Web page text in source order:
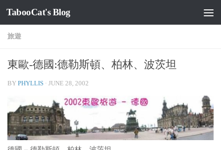
Skip to content
TabooCat's Blog
旅遊
東歐-德國:德勒斯頓、柏林、波茨坦
BY PHYLLIS · JUNE 28, 2002